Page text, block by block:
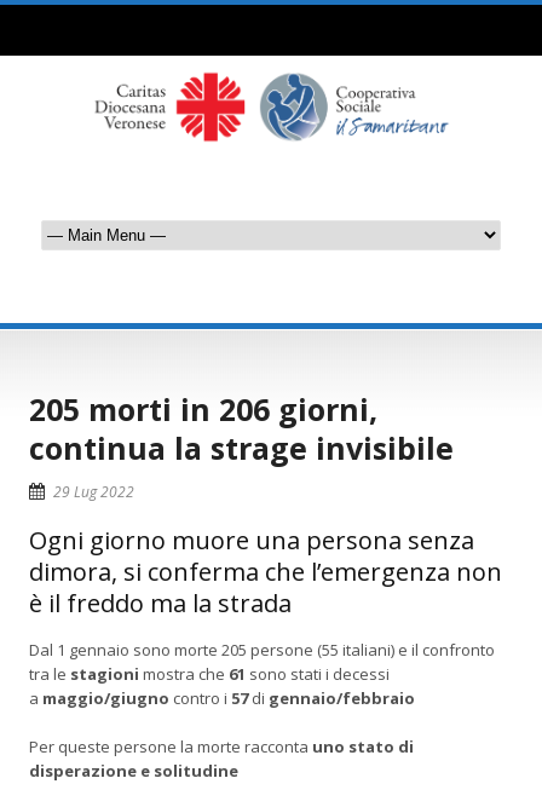
205 morti in 206 giorni,
continua la strage invisibile
29 Lug 2022
Ogni giorno muore una persona senza
dimora, si conferma che l’emergenza non
è il freddo ma la strada
Dal 1 gennaio sono morte 205 persone (55 italiani) e il confronto
tra le stagioni mostra che 61 sono stati i decessi
a maggio/giugno contro i 57di gennaio/febbraio
Per queste persone la morte racconta uno stato di
disperazione e solitudine